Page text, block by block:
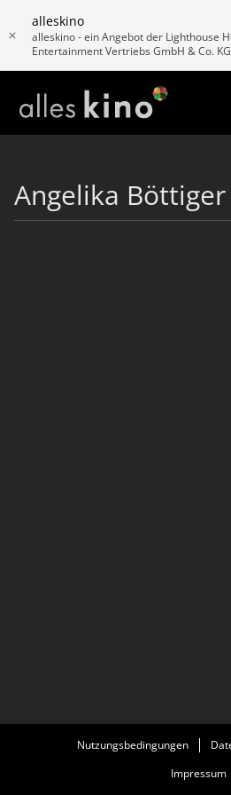
alleskino
alleskino - ein Angebot der Lighthouse
Entertainment Vertriebs GmbH & Co. KG
Angelika Böttiger
Nutzungsbedingungen
Impressum